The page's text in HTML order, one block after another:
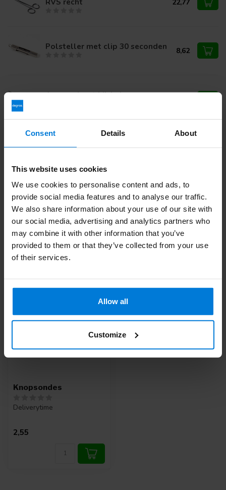
Consent Details About
This website uses cookies
We use cookies to personalise content and ads, to
provide social media features and to analyse our traffic.
We also share information about your use of our site with
our social media, advertising and analytics partners who
may combine it with other information that you’ve
provided to them or that they’ve collected from your use
of their services.
Allow all
Customize
22,77
Polsteller met clip 30 seconden 8,62
Agravepincet Michel
7,69
Heb je vragen over dit product?
Of heb je hulp nodig bij je bestelling? Neem contact op via
mail met onzeKlantenserviceof bel+31 (0)30 203 59 02
Recent bekeken
Knopsondes
Deliverytime
2,55